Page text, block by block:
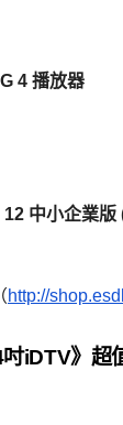
4 播放器
中小企業版
http://
iDTV》超